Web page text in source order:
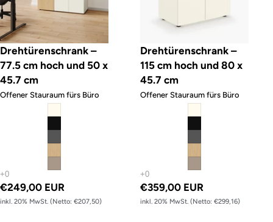
Drehtürenschrank –
77.5 cm hoch und 50 x
45.7 cm
Offener Stauraum fürs Büro
€249,00 EUR
inkl. 20% MwSt. (Netto: €207,50)
Drehtürenschrank –
115 cm hoch und 80 x
45.7 cm
Offener Stauraum fürs Büro
€359,00 EUR
inkl. 20% MwSt. (Netto: €299,16)